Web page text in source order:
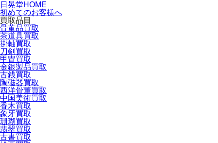
日晃堂HOME
初めてのお客様へ
買取品目
骨董品買取
茶道具買取
掛軸買取
刀剣買取
甲冑買取
金銀製品買取
古銭買取
陶磁器買取
西洋骨董買取
中国美術買取
香木買取
象牙買取
珊瑚買取
翡翠買取
古書買取